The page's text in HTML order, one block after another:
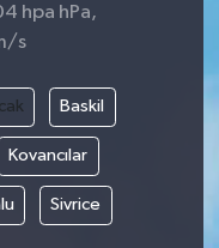
hpa hPa,
s
Baskil
Kovancılar
Sivrice